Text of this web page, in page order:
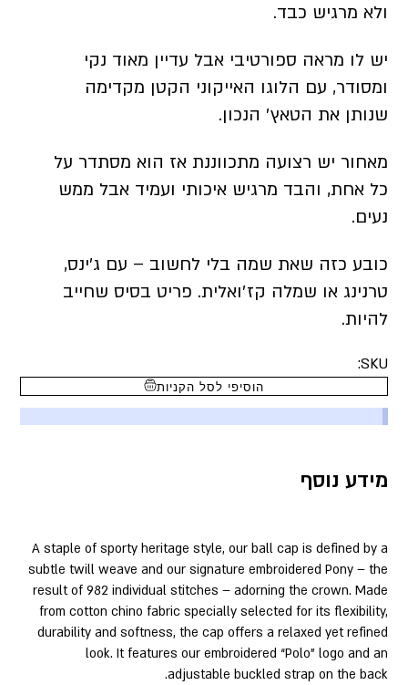
ולא מרגיש כבד.
יש לו מראה ספורטיבי אבל עדיין מאוד נקי
ומסודר, עם הלוגו האייקוני הקטן מקדימה
שנותן את הטאץ׳ הנכון.
מאחור יש רצועה מתכווננת אז הוא מסתדר על
כל אחת, והבד מרגיש איכותי ועמיד אבל ממש
נעים.
כובע כזה שאת שמה בלי לחשוב – עם ג׳ינס,
טרנינג או שמלה קז׳ואלית. פריט בסיס שחייב
להיות.
SKU:
הוסיפי לסל הקניות
מידע נוסף
A staple of sporty heritage style, our ball cap is defined by a
subtle twill weave and our signature embroidered Pony – the
result of 982 individual stitches – adorning the crown. Made
from cotton chino fabric specially selected for its flexibility,
durability and softness, the cap offers a relaxed yet refined
look. It features our embroidered “Polo” logo and an
adjustable buckled strap on the back.